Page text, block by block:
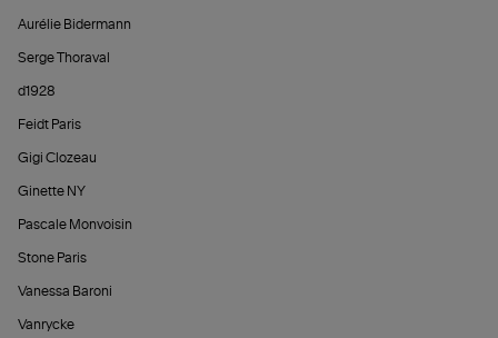
Aurélie Bidermann
Serge Thoraval
d1928
Feidt Paris
Gigi Clozeau
Ginette NY
Pascale Monvoisin
Stone Paris
Vanessa Baroni
Vanrycke